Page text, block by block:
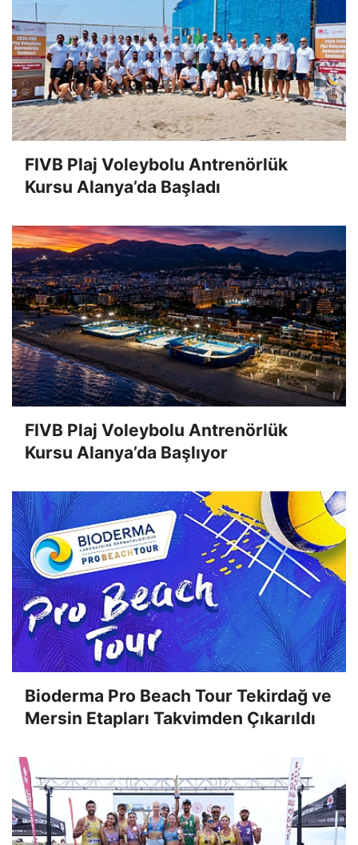
FIVB Plaj Voleybolu Antrenörlük
Kursu Alanya’da Başladı
FIVB Plaj Voleybolu Antrenörlük
Kursu Alanya’da Başlıyor
Bioderma Pro Beach Tour Tekirdağ ve
Mersin Etapları Takvimden Çıkarıldı